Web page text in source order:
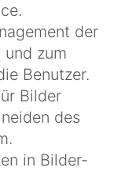
der
und zum
Benutzer.
Bilder
des
in Bilder-